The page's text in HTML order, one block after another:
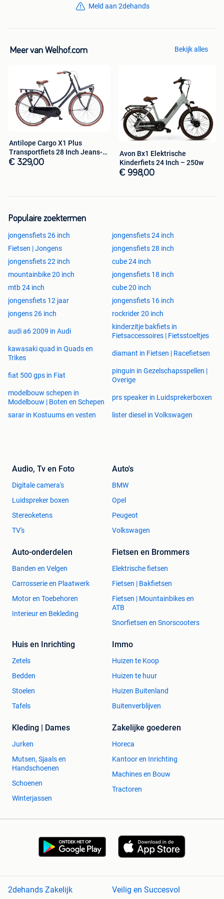
Bestel direct via de link hieronder.
Meld aan 2dehands
Meer van Welhof.com Bekijk alles
Antilope Cargo X1 Plus
Transportfiets 28 Inch Jeans-
blauw
€ 329,00
Avon Bx1 Elektrische
Kinderfiets 24 Inch – 250w
€ 998,00
Populaire zoektermen
jongensfiets 26 inch
jongensfiets 24 inch
Fietsen | Jongens
jongensfiets 28 inch
jongensfiets 22 inch
cube 24 inch
mountainbike 20 inch
jongensfiets 18 inch
mtb 24 inch
cube 20 inch
jongensfiets 12 jaar
jongensfiets 16 inch
jongens 26 inch
rockrider 20 inch
audi a6 2009 in Audi
kinderzitje bakfiets in
Fietsaccessoires | Fietsstoeltjes
kawasaki quad in Quads en
Trikes
diamant in Fietsen | Racefietsen
fiat 500 gps in Fiat
pinguin in Gezelschapsspellen |
Overige
modelbouw schepen in
Modelbouw | Boten en Schepen
prs speaker in Luidsprekerboxen
sarar in Kostuums en vesten lister diesel in Volkswagen
Audio, Tv en Foto
Digitale camera's
Luidspreker boxen
Stereoketens
TV's
Auto's
BMW
Opel
Peugeot
Volkswagen
Auto-onderdelen
Banden en Velgen
Carrosserie en Plaatwerk
Motor en Toebehoren
Interieur en Bekleding
Fietsen en Brommers
Elektrische fietsen
Fietsen | Bakfietsen
Fietsen | Mountainbikes en
ATB
Snorfietsen en Snorscooters
Huis en Inrichting
Zetels
Bedden
Stoelen
Tafels
Immo
Huizen te Koop
Huizen te huur
Huizen Buitenland
Buitenverblijven
Kleding | Dames
Jurken
Mutsen, Sjaals en
Handschoenen
Schoenen
Winterjassen
Zakelijke goederen
Horeca
Kantoor en Inrichting
Machines en Bouw
Tractoren
2dehands Zakelijk Veilig en Succesvol